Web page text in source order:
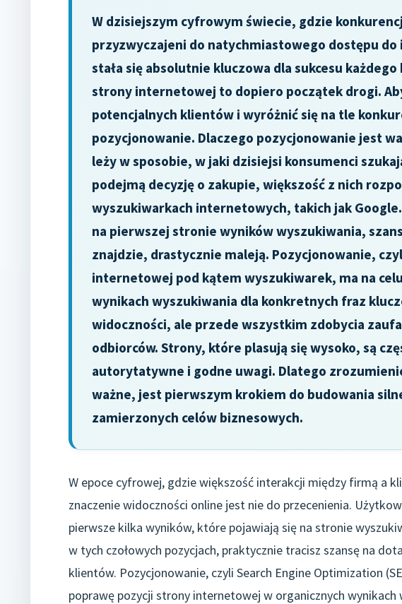
W dzisiejszym cyfrowym świecie, gdzie
przyzwyczajeni do natychmiastowego dostępu
stała się absolutnie kluczowa dla sukcesu
strony internetowej to dopiero początek drogi.
potencjalnych klientów i wyróżnić się na tle
pozycjonowanie. Dlaczego pozycjonowanie jest
leży w sposobie, w jaki dzisiejsi konsumenci
podejmą decyzję o zakupie, większość z nich
wyszukiwarkach internetowych, takich jak
na pierwszej stronie wyników wyszukiwania,
znajdzie, drastycznie maleją. Pozycjonowanie,
internetowej pod kątem wyszukiwarek, ma na
wynikach wyszukiwania dla konkretnych fraz
widoczności, ale przede wszystkim zdobycia
odbiorców. Strony, które plasują się wysoko, są
autorytatywne i godne uwagi. Dlatego
ważne, jest pierwszym krokiem do budowania
zamierzonych celów biznesowych.
W epoce cyfrowej, gdzie większość interakcji między firmą a
znaczenie widoczności online jest nie do przecenienia.
pierwsze kilka wyników, które pojawiają się na stronie
w tych czołowych pozycjach, praktycznie tracisz szansę na
klientów. Pozycjonowanie, czyli Search Engine Optimization
poprawę pozycji strony internetowej w organicznych